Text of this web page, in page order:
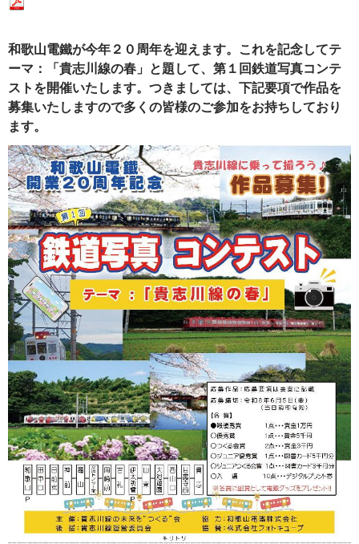
和歌山電鐵が今年２０周年を迎えます。これを記念してテ
ーマ：「貴志川線の春」と題して、第１回鉄道写真コンテ
ストを開催いたします。つきましては、下記要項で作品を
募集いたしますので多くの皆様のご参加をお持ちしており
ます。